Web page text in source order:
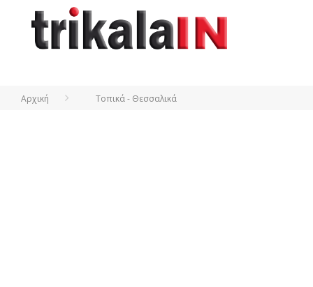
Αρχική Τοπικά - Θεσσαλικά